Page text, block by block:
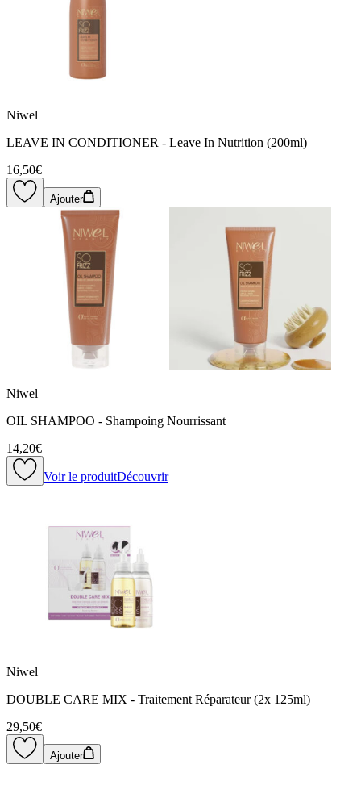
Niwel
LEAVE IN CONDITIONER - Leave In Nutrition (200ml)
16,50€
Ajouter
Niwel
OIL SHAMPOO - Shampoing Nourrissant
14,20€
Voir le produitDécouvrir
Niwel
DOUBLE CARE MIX - Traitement Réparateur (2x 125ml)
29,50€
Ajouter